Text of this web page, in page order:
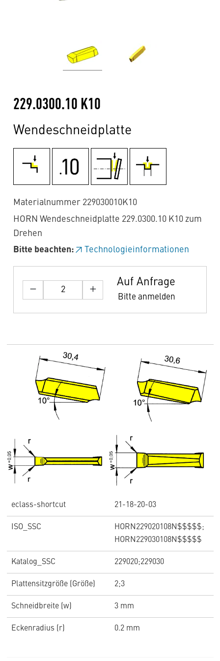
229.0300.10 K10
Wendeschneidplatte
Materialnummer 229030010K10
HORN Wendeschneidplatte 229.0300.10 K10 zum
Drehen
Bitte beachten:
Technologieinformationen
Auf Anfrage
Bitte anmelden
eclass-shortcut 21-18-20-03
ISO_SSC
HORN229020108N$$$$$;
HORN229030108N$$$$$
Katalog_SSC 229020;229030
Plattensitzgröße (Größe) 2;3
Schneidbreite (w) 3 mm
Eckenradius (r) 0.2 mm